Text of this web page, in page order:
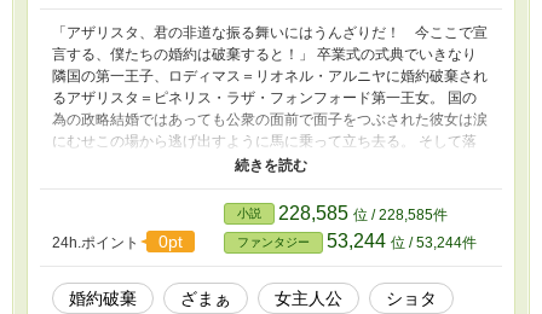
「アザリスタ、君の非道な振る舞いにはうんざりだ！ 今ここで宣
言する、僕たちの婚約は破棄すると！」 卒業式の式典でいきなり
隣国の第一王子、ロディマス＝リオネル・アルニヤに婚約破棄され
るアザリスタ＝ピネリス・ラザ・フォンフォード第一王女。 国の
為の政略結婚ではあっても公衆の面前で面子をつぶされた彼女は涙
にむせこの場から逃げ出すように馬に乗って立ち去る。 そして落
馬をして意識不明の重体になってしまう。 そんな彼女が再び目を
覚ました時、聞き慣れない声が頭の中でする。 「一体何が起こっ
ているのですの？」 動揺する彼女に休む暇を与える事無く様々な
難題が降りかかって来る。 彼女は愛する祖国を守り抜く事が出来
るのか？ ＊約5万ちょっとの中編作となります。 ＊本作、コメディ
ーが入ってますので、真面目な話でふざける場面がある事をご了承
ください。
24h.ポイント 0pt
小説 228,585 位 / 228,585件
ファンタジー 53,244 位 / 53,244件
婚約破棄 ざまぁ 女主人公
ショタ